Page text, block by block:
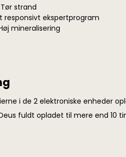
strand
responsivt ekspertprogram
mineralisering
i de 2 elektroniske enheder
fuldt opladet til mere end 10